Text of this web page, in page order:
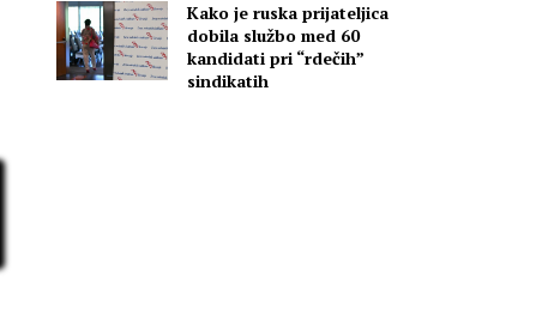
Kako je ruska prijateljica
dobila službo med 60
kandidati pri “rdečih”
sindikatih